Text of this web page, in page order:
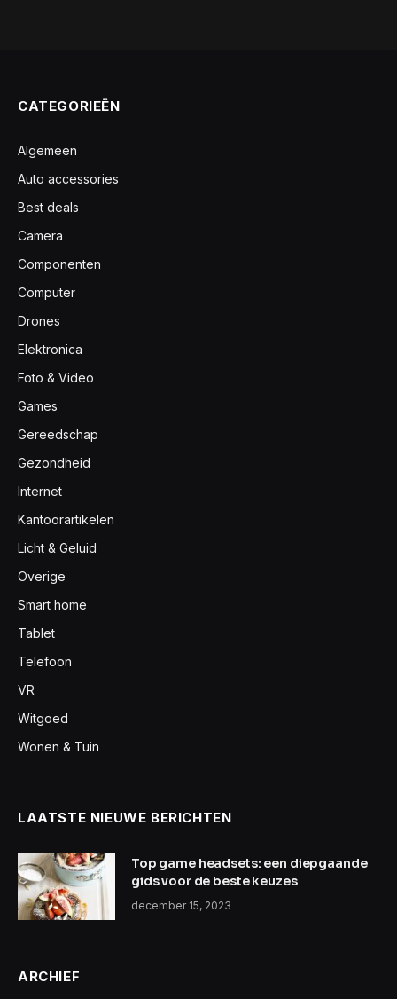
CATEGORIEËN
Algemeen
Auto accessories
Best deals
Camera
Componenten
Computer
Drones
Elektronica
Foto & Video
Games
Gereedschap
Gezondheid
Internet
Kantoorartikelen
Licht & Geluid
Overige
Smart home
Tablet
Telefoon
VR
Witgoed
Wonen & Tuin
LAATSTE NIEUWE BERICHTEN
Top game headsets: een diepgaande
gids voor de beste keuzes
december 15, 2023
ARCHIEF